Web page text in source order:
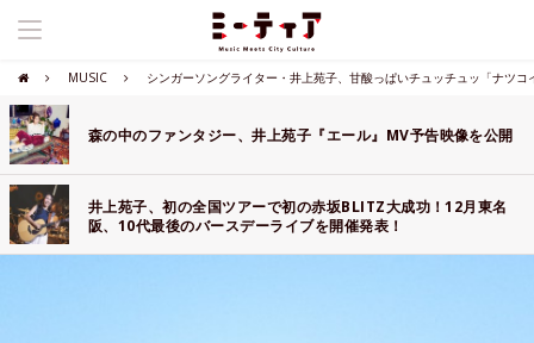
MUSIC シンガーソングライター・井上苑子、甘酸っぱいチュッチュッ「ナツコ
森の中のファンタジー、井上苑子『エール』MV予告映像を公開
井上苑子、初の全国ツアーで初の赤坂BLITZ大成功！12月東名
阪、10代最後のバースデーライブを開催発表！